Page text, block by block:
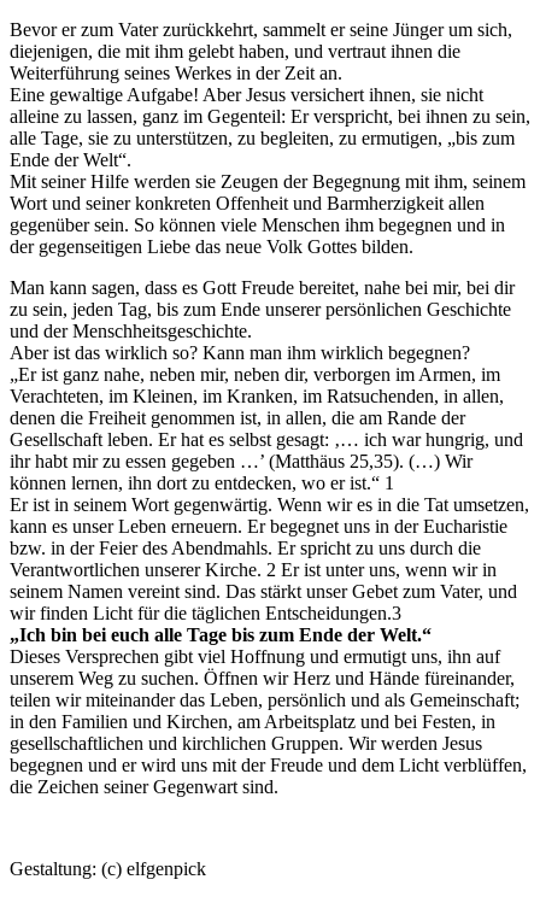
Bevor er zum Vater zurückkehrt, sammelt er seine Jünger um sich,
diejenigen, die mit ihm gelebt haben, und vertraut ihnen die
Weiterführung seines Werkes in der Zeit an.
Eine gewaltige Aufgabe! Aber Jesus versichert ihnen, sie nicht
alleine zu lassen, ganz im Gegenteil: Er verspricht, bei ihnen zu sein,
alle Tage, sie zu unterstützen, zu begleiten, zu ermutigen, „bis zum
Ende der Welt“.
Mit seiner Hilfe werden sie Zeugen der Begegnung mit ihm, seinem
Wort und seiner konkreten Offenheit und Barmherzigkeit allen
gegenüber sein. So können viele Menschen ihm begegnen und in
der gegenseitigen Liebe das neue Volk Gottes bilden.
Man kann sagen, dass es Gott Freude bereitet, nahe bei mir, bei dir
zu sein, jeden Tag, bis zum Ende unserer persönlichen Geschichte
und der Menschheitsgeschichte.
Aber ist das wirklich so? Kann man ihm wirklich begegnen?
„Er ist ganz nahe, neben mir, neben dir, verborgen im Armen, im
Verachteten, im Kleinen, im Kranken, im Ratsuchenden, in allen,
denen die Freiheit genommen ist, in allen, die am Rande der
Gesellschaft leben. Er hat es selbst gesagt: ‚… ich war hungrig, und
ihr habt mir zu essen gegeben …’ (Matthäus 25,35). (…) Wir
können lernen, ihn dort zu entdecken, wo er ist.“ 1
Er ist in seinem Wort gegenwärtig. Wenn wir es in die Tat umsetzen,
kann es unser Leben erneuern. Er begegnet uns in der Eucharistie
bzw. in der Feier des Abendmahls. Er spricht zu uns durch die
Verantwortlichen unserer Kirche. 2 Er ist unter uns, wenn wir in
seinem Namen vereint sind. Das stärkt unser Gebet zum Vater, und
wir finden Licht für die täglichen Entscheidungen.3
„Ich bin bei euch alle Tage bis zum Ende der Welt.“
Dieses Versprechen gibt viel Hoffnung und ermutigt uns, ihn auf
unserem Weg zu suchen. Öffnen wir Herz und Hände füreinander,
teilen wir miteinander das Leben, persönlich und als Gemeinschaft;
in den Familien und Kirchen, am Arbeitsplatz und bei Festen, in
gesellschaftlichen und kirchlichen Gruppen. Wir werden Jesus
begegnen und er wird uns mit der Freude und dem Licht verblüffen,
die Zeichen seiner Gegenwart sind.
Gestaltung: (c) elfgenpick